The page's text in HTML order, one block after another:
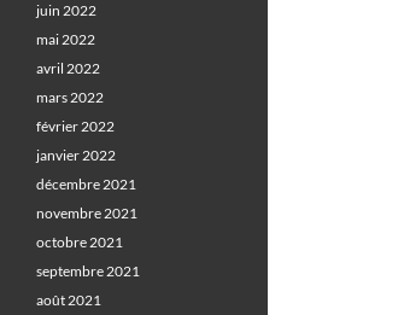
juin 2022
mai 2022
avril 2022
mars 2022
février 2022
janvier 2022
décembre 2021
novembre 2021
octobre 2021
septembre 2021
août 2021